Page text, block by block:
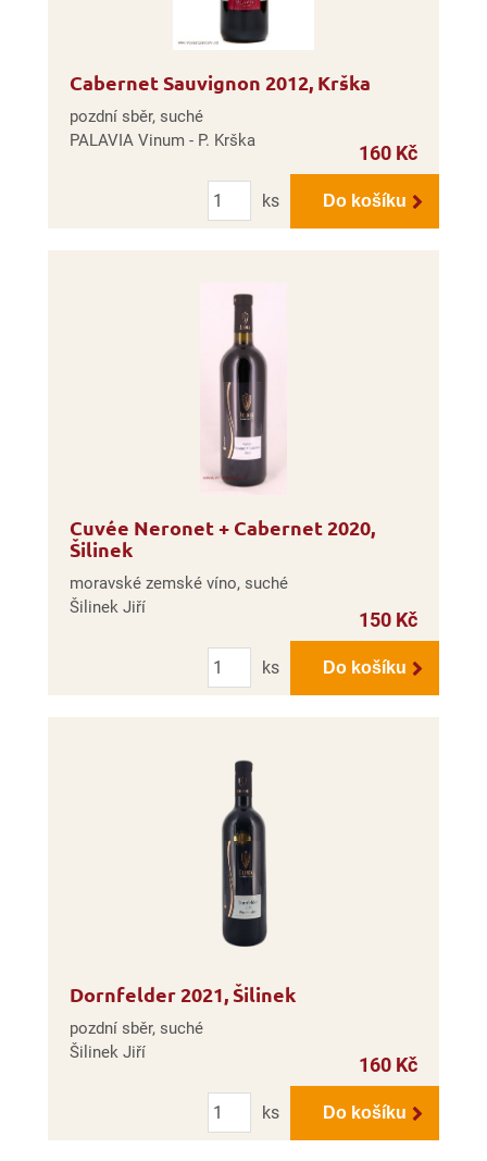
Cabernet Sauvignon 2012, Krška
pozdní sběr, suché
PALAVIA Vinum - P. Krška
160 Kč
Počet
ks
Do košíku
Cuvée Neronet + Cabernet 2020,
Šilinek
moravské zemské víno, suché
Šilinek Jiří
150 Kč
Počet
ks
Do košíku
Dornfelder 2021, Šilinek
pozdní sběr, suché
Šilinek Jiří
160 Kč
Počet
ks
Do košíku